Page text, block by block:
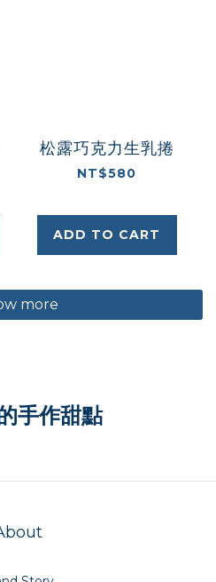
松露巧克力生乳捲
NT$580
ADD TO CART
more
手作甜點